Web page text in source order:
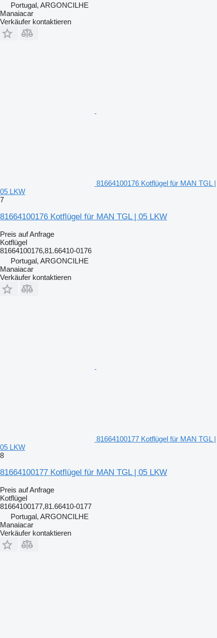
Portugal, ARGONCILHE
Manaiacar
Verkäufer kontaktieren
81664100176 Kotflügel für MAN TGL |
05 LKW
7
81664100176 Kotflügel für MAN TGL | 05 LKW
Preis auf Anfrage
Kotflügel
81664100176,81.66410-0176
Portugal, ARGONCILHE
Manaiacar
Verkäufer kontaktieren
81664100177 Kotflügel für MAN TGL |
05 LKW
8
81664100177 Kotflügel für MAN TGL | 05 LKW
Preis auf Anfrage
Kotflügel
81664100177,81.66410-0177
Portugal, ARGONCILHE
Manaiacar
Verkäufer kontaktieren